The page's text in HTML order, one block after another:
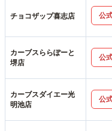
チョコザップ喜志店 公
カーブスららぽーと
堺店
公
カーブスダイエー光
明池店
公